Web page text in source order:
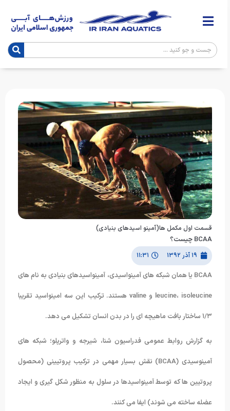
قسمت اول مکمل ها(آمینو اسیدهای بنیادی)
BCAA چیست؟
۱۹ آذر ۱۳۹۲ ۱۱:۳۱
BCAA یا همان شبکه های آمینواسیدی، آمینواسیدهای بنیادی به نام های
leucine، isoleucine و valine هستند. ترکیب این سه امینواسید تقریبا
۱/۳ ساختار بافت ماهیچه ای را در بدن انسان تشکیل می دهد.
به گزارش روابط عمومی فدراسیون شنا، شیرجه و واترپلو؛ شبکه های
آمینوسیدی (BCAA) نقش بسیار مهمی در ترکیب پروتیینی (محصول
پروتیین ها که توسط آمینواسیدها در سلول به منظور شکل گیری و ایجاد
عضله ساخته می شوند) ایفا می کنند.